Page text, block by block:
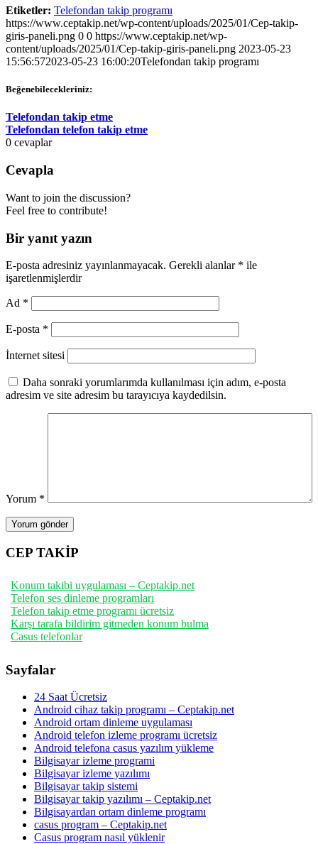
Etiketler: Telefondan takip programı
https://www.ceptakip.net/wp-content/uploads/2025/01/Cep-takip-
giris-paneli.png 0 0 https://www.ceptakip.net/wp-
content/uploads/2025/01/Cep-takip-giris-paneli.png 2023-05-23
15:56:572023-05-23 16:00:20Telefondan takip programı
Beğenebilecekleriniz:
Telefondan takip etme
Telefondan telefon takip etme
0 cevaplar
Cevapla
Want to join the discussion?
Feel free to contribute!
Bir yanıt yazın
E-posta adresiniz yayınlanmayacak. Gerekli alanlar * ile
işaretlenmişlerdir
Ad *
E-posta *
İnternet sitesi
Daha sonraki yorumlarımda kullanılması için adım, e-posta
adresim ve site adresim bu tarayıcıya kaydedilsin.
Yorum *
CEP TAKİP
Konum takibi uygulaması – Ceptakip.net
Telefon ses dinleme programları
Telefon takip etme programı ücretsiz
Karşı tarafa bildirim gitmeden konum bulma
Casus telefonlar
Sayfalar
24 Saat Ücretsiz
Android cihaz takip programı – Ceptakip.net
Android ortam dinleme uygulaması
Android telefon izleme programı ücretsiz
Android telefona casus yazılım yükleme
Bilgisayar izleme programi
Bilgisayar izleme yazılımı
Bilgisayar takip sistemi
Bilgisayar takip yazılımı – Ceptakip.net
Bilgisayardan ortam dinleme programı
casus program – Ceptakip.net
Casus program nasıl yüklenir